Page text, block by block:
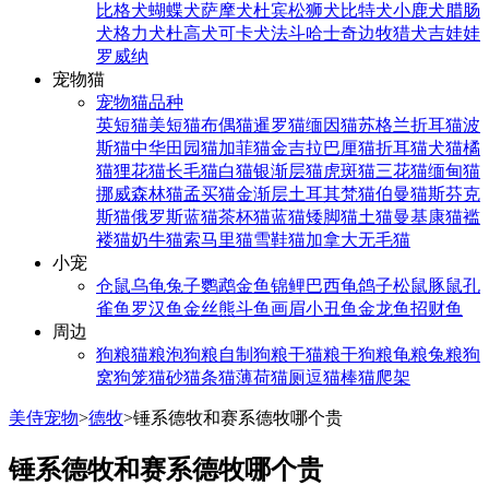
比格犬蝴蝶犬萨摩犬杜宾松狮犬比特犬小鹿犬腊肠
犬格力犬杜高犬可卡犬法斗哈士奇边牧猎犬吉娃娃
罗威纳
宠物猫
宠物猫品种
英短猫美短猫布偶猫暹罗猫缅因猫苏格兰折耳猫波
斯猫中华田园猫加菲猫金吉拉巴厘猫折耳猫犬猫橘
猫狸花猫长毛猫白猫银渐层猫虎斑猫三花猫缅甸猫
挪威森林猫孟买猫金渐层土耳其梵猫伯曼猫斯芬克
斯猫俄罗斯蓝猫茶杯猫蓝猫矮脚猫土猫曼基康猫褴
褛猫奶牛猫索马里猫雪鞋猫加拿大无毛猫
小宠
仓鼠乌龟兔子鹦鹉金鱼锦鲤巴西龟鸽子松鼠豚鼠孔
雀鱼 罗汉鱼金丝熊斗鱼画眉小丑鱼金龙鱼招财鱼
周边
狗粮猫粮泡狗粮自制狗粮干猫粮干狗粮龟粮兔粮狗
窝狗笼猫砂猫条猫薄荷猫厕逗猫棒猫爬架
美侍宠物>德牧>锤系德牧和赛系德牧哪个贵
锤系德牧和赛系德牧哪个贵